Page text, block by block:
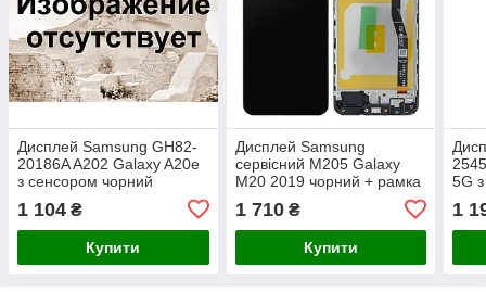
Дисплей Samsung GH82-
20186A A202 Galaxy A20e
з сенсором чорний
1 104 ₴
Купити
Дисплей Samsung
сервісний M205 Galaxy
M20 2019 чорний + рамка
1 710₴
Купити
5G
1